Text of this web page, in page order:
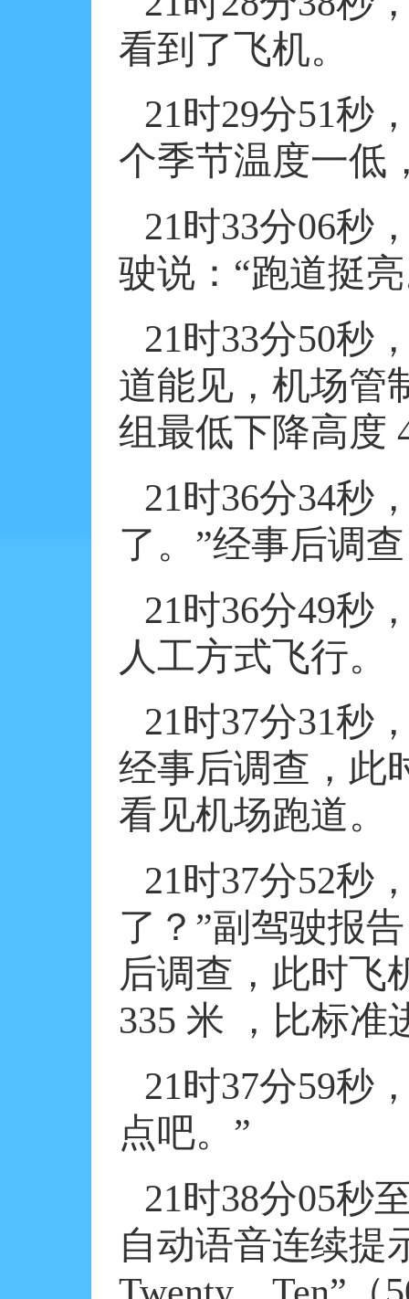
看到了飞机。
21时29分51秒
个季节温度一低
21时33分06秒
驶说：“跑道挺
21时33分50秒
道能见，机场管
组最低下降高度
21时36分34秒
了。”经事后调
21时36分49秒
人工方式飞行。
21时37分31秒
经事后调查，此
看见机场跑道。
21时37分52秒
了？”副驾驶报
后调查，此时飞
335 米
，比标
21时37分59秒
点吧。”
21时38分05秒
自动语音连续提